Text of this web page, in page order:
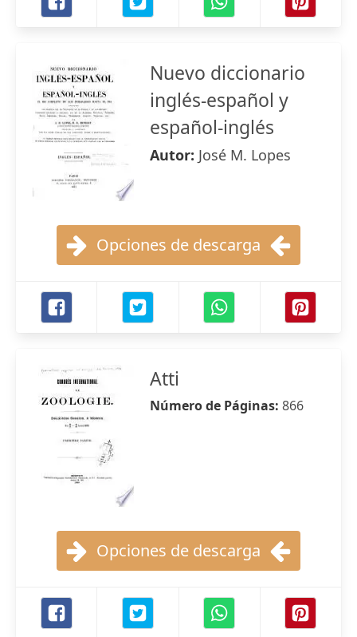
Nuevo diccionario
inglés-español y
español-inglés
Autor: José M. Lopes
Opciones de descarga
Atti
Número de Páginas: 866
Opciones de descarga